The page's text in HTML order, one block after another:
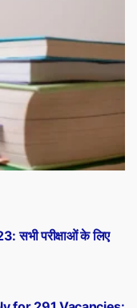
परीक्षाओं के लिए